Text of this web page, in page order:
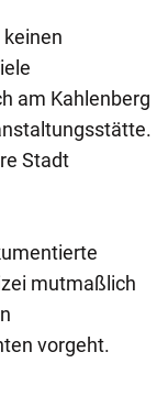
am Kahlenberg
Stadt
mutmaßlich
vorgeht.